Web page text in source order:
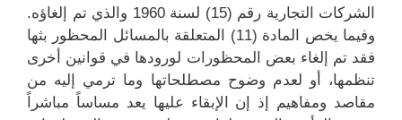
الشركات التجارية رقم (15) لسنة 1960 والذي تم إلغاؤه.
وفيما يخص المادة (11) المتعلقة بالمسائل المحظور بثها
فقد تم إلغاء بعض المحظورات لورودها في قوانين أخرى
تنظمها، أو لعدم وضوح مصطلحاتها وما ترمي إليه من
مقاصد ومفاهيم إذ إن الإبقاء عليها يعد مساساً مباشراً